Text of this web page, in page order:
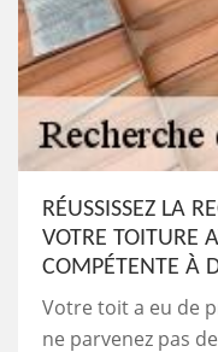
RÉUSSISSEZ LA
VOTRE TOITURE
COMPÉTENTE À
Votre toit a eu de
ne parvenez pas